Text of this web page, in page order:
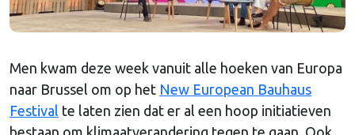
Men kwam deze week vanuit alle hoeken van Europa
naar Brussel om op het New European Bauhaus
Festival te laten zien dat er al een hoop initiatieven
bestaan om klimaatverandering tegen te gaan. Ook